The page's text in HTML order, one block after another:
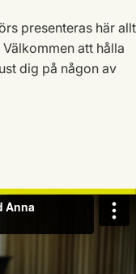
presenteras här allt
att hålla
dig på någon av